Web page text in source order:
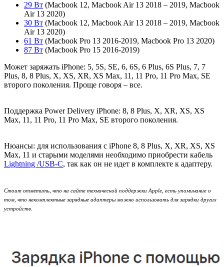
29 Вт (Macbook 12, Macbook Air 13 2018 – 2019, Macbook
Air 13 2020)
30 Вт (Macbook 12, Macbook Air 13 2018 – 2019, Macbook
Air 13 2020)
61 Вт (Macbook Pro 13 2016-2019, Macbook Pro 13 2020)
87 Вт (Macbook Pro 15 2016-2019)
Может заряжать iPhone: 5, 5S, SE, 6, 6S, 6 Plus, 6S Plus, 7, 7
Plus, 8, 8 Plus, X, XS, XR, XS Max, 11, 11 Pro, 11 Pro Max, SE
второго поколения. Проще говоря – все.
Поддержка Power Delivery iPhone: 8, 8 Plus, X, XR, XS, XS
Max, 11, 11 Pro, 11 Pro Max, SE второго поколения.
Нюансы: для использования с iPhone 8, 8 Plus, X, XR, XS, XS
Max, 11 и старыми моделями необходимо приобрести кабель
Lightning /USB-С, так как он не идет в комплекте к адаптеру.
Стоит отметить, что на сайте технической поддержки Apple, есть упоминание о
том, что некомплектные зарядные адаптеры можно использовать для зарядки других
устройств.